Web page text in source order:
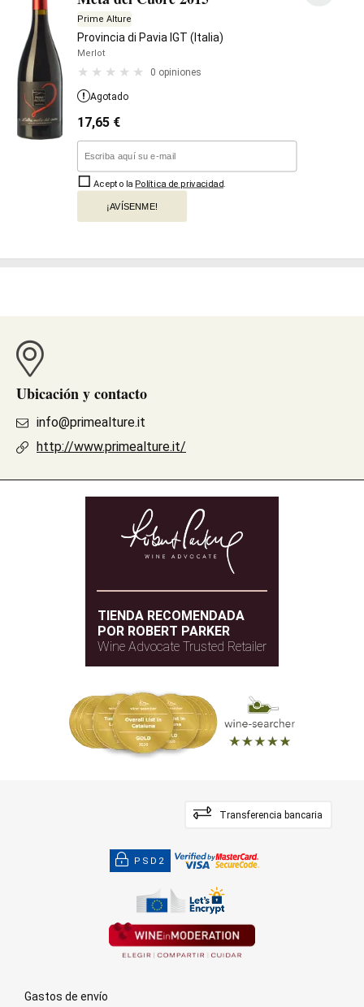
Prime Alture
Provincia di Pavia IGT (Italia)
Merlot
0 opiniones
Agotado
17,65 €
Acepto la Política de privacidad
¡AVÍSENME!
Ubicación y contacto
info@primealture.it
http://www.primealture.it/
TIENDA RECOMENDADA
POR ROBERT PARKER
Wine Advocate Trusted Retailer
Transferencia bancaria
PSD2
Gastos de envío